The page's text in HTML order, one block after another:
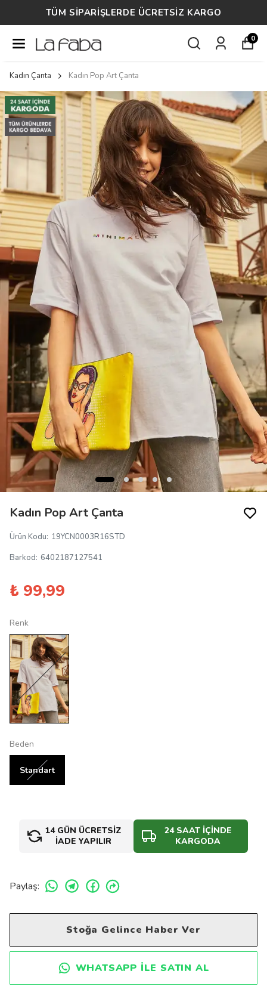
SİPARİŞLERDE ÜCRETSİZ KARGO
0
Kadın Çanta Kadın Pop Art Çanta
Kadın Pop Art Çanta
Ürün Kodu: 19YCN0003R16STD
Barkod: 6402187127541
₺ 99,99
Renk
Beden
Standart
14 GÜN ÜCRETSİZ
İADE YAPILIR
24 SAAT İÇİNDE
KARGODA
Paylaş:
Stoğa Gelince Haber Ver
WHATSAPP ILE SATIN AL